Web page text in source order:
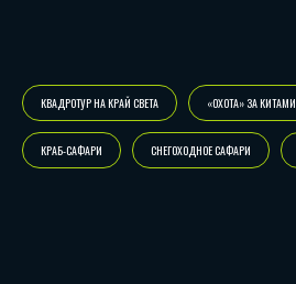
КВАДРОТУР НА КРАЙ СВЕТА «ОХОТА» ЗА КИТАМИ
КРАБ-САФАРИ СНЕГОХОДНОЕ САФАРИ